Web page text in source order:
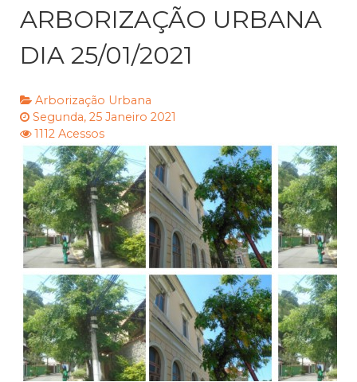
ARBORIZAÇÃO URBANA
DIA 25/01/2021
Arborização Urbana
Segunda, 25 Janeiro 2021
1112 Acessos